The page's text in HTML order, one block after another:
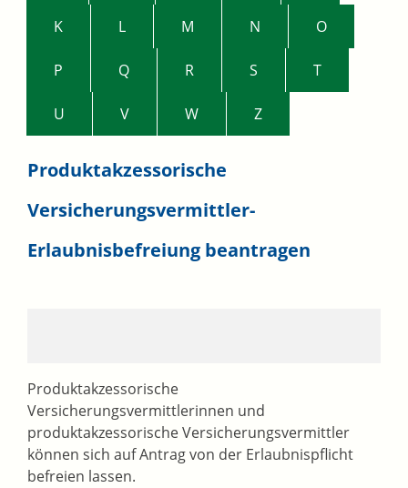
K L M N O
P Q R S T
U V W Z
Produktakzessorische
Versicherungsvermittler-
Erlaubnisbefreiung beantragen
Produktakzessorische
Versicherungsvermittlerinnen und
produktakzessorische Versicherungsvermittler
können sich auf Antrag von der Erlaubnispflicht
befreien lassen.